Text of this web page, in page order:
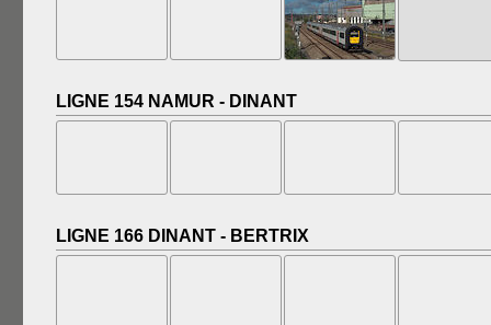
LIGNE 154 NAMUR - DINANT
LIGNE 166 DINANT - BERTRIX